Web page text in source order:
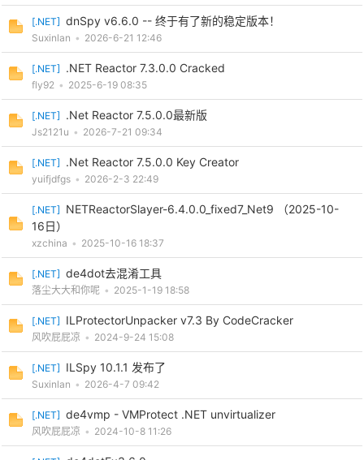
52
po
jie.
[.NET] dnSpy v6.6.0 -- 终于有了新的稳定版本！
Suxinlan • 2026-6-21 12:46
[.NET] .NET Reactor 7.3.0.0 Cracked
fly92 • 2025-6-19 08:35
[.NET] .Net Reactor 7.5.0.0最新版
Js2121u • 2026-7-21 09:34
[.NET] .Net Reactor 7.5.0.0 Key Creator
yuifjdfgs • 2026-2-3 22:49
[.NET] NETReactorSlayer-6.4.0.0_fixed7_Net9 （2025-10-
16日）
xzchina • 2025-10-16 18:37
[.NET] de4dot去混淆工具
落尘大大和你呢 • 2025-1-19 18:58
[.NET] ILProtectorUnpacker v7.3 By CodeCracker
风吹屁屁凉 • 2024-9-24 15:08
[.NET] ILSpy 10.1.1 发布了
Suxinlan • 2026-4-7 09:42
[.NET] de4vmp - VMProtect .NET unvirtualizer
风吹屁屁凉 • 2024-10-8 11:26